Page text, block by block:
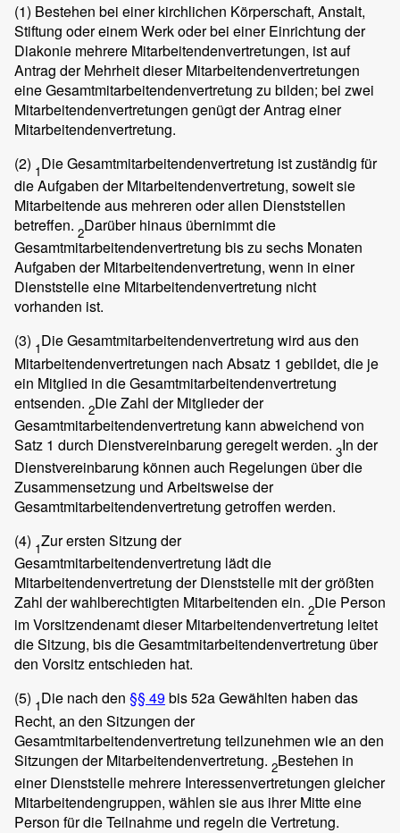
(1) Bestehen bei einer kirchlichen Körperschaft, Anstalt,
Stiftung oder einem Werk oder bei einer Einrichtung der
Diakonie mehrere Mitarbeitendenvertretungen, ist auf
Antrag der Mehrheit dieser Mitarbeitendenvertretungen
eine Gesamtmitarbeitendenvertretung zu bilden; bei zwei
Mitarbeitendenvertretungen genügt der Antrag einer
Mitarbeitendenvertretung.
(2) 1Die Gesamtmitarbeitendenvertretung ist zuständig für
die Aufgaben der Mitarbeitendenvertretung, soweit sie
Mitarbeitende aus mehreren oder allen Dienststellen
betreffen. 2Darüber hinaus übernimmt die
Gesamtmitarbeitendenvertretung bis zu sechs Monaten
Aufgaben der Mitarbeitendenvertretung, wenn in einer
Dienststelle eine Mitarbeitendenvertretung nicht
vorhanden ist.
(3) 1Die Gesamtmitarbeitendenvertretung wird aus den
Mitarbeitendenvertretungen nach Absatz 1 gebildet, die je
ein Mitglied in die Gesamtmitarbeitendenvertretung
entsenden. 2Die Zahl der Mitglieder der
Gesamtmitarbeitendenvertretung kann abweichend von
Satz 1 durch Dienstvereinbarung geregelt werden. 3In der
Dienstvereinbarung können auch Regelungen über die
Zusammensetzung und Arbeitsweise der
Gesamtmitarbeitendenvertretung getroffen werden.
(4) 1Zur ersten Sitzung der
Gesamtmitarbeitendenvertretung lädt die
Mitarbeitendenvertretung der Dienststelle mit der größten
Zahl der wahlberechtigten Mitarbeitenden ein. 2Die Person
im Vorsitzendenamt dieser Mitarbeitendenvertretung leitet
die Sitzung, bis die Gesamtmitarbeitendenvertretung über
den Vorsitz entschieden hat.
(5) 1Die nach den §§ 49bis 52a Gewählten haben das
Recht, an den Sitzungen der
Gesamtmitarbeitendenvertretung teilzunehmen wie an den
Sitzungen der Mitarbeitendenvertretung. 2Bestehen in
einer Dienststelle mehrere Interessenvertretungen gleicher
Mitarbeitendengruppen, wählen sie aus ihrer Mitte eine
Person für die Teilnahme und regeln die Vertretung.